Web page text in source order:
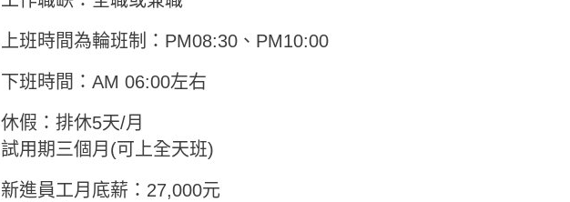
上班時間為輪班制：PM08:30、PM10:00
下班時間：AM 06:00左右
休假：排休5天/月
試用期三個月(可上全天班)
新進員工月底薪：27,000元